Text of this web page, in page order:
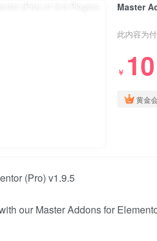
Master
此内容为
￥ 10
黄金
our Master Addons for